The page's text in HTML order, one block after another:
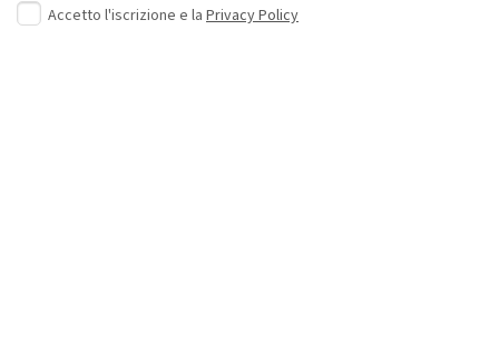
Accetto l'iscrizione e la Privacy Policy